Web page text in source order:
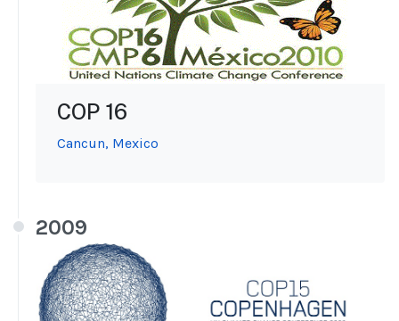
COP 16
Cancun, Mexico
2009